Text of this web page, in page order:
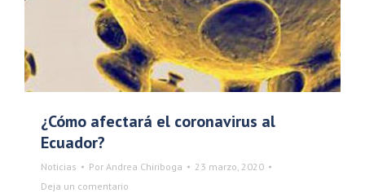
¿Cómo afectará el coronavirus al
Ecuador?
Noticias Por Andrea Chiriboga
23 marzo, 2020
Deja un comentario